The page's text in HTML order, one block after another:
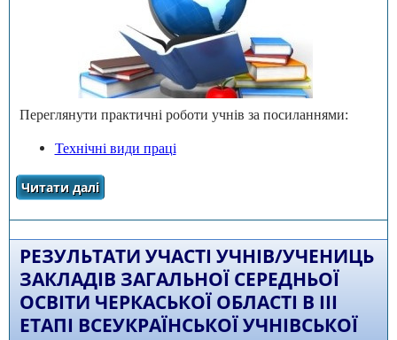
Переглянути практичні роботи учнів за посиланнями:
Технічні види праці
Читати далі
етапу Всеукраїнської учнівської олімпіади з
трудового навчання, технологій.
РЕЗУЛЬТАТИ УЧАСТІ УЧНІВ/УЧЕНИЦЬ
ЗАКЛАДІВ ЗАГАЛЬНОЇ СЕРЕДНЬОЇ
ОСВІТИ ЧЕРКАСЬКОЇ ОБЛАСТІ В III
ЕТАПІ ВСЕУКРАЇНСЬКОЇ УЧНІВСЬКОЇ